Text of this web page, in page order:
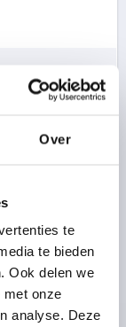
Over
te
te bieden
Ook delen we
met onze
analyse. Deze
DETAILS
H=40,